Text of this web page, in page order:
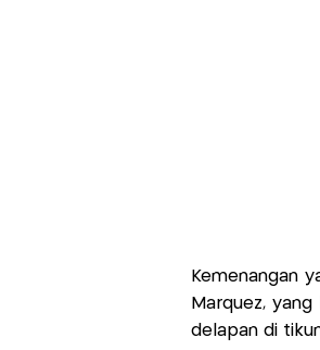
Kemenangan
Marquez,
delapan di